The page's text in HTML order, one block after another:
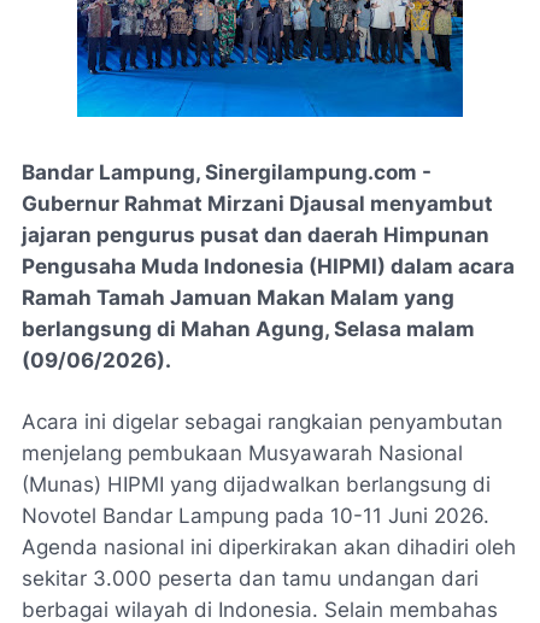
Bandar Lampung, Sinergilampung.com -
Gubernur Rahmat Mirzani Djausal menyambut
jajaran pengurus pusat dan daerah Himpunan
Pengusaha Muda Indonesia (HIPMI) dalam acara
Ramah Tamah Jamuan Makan Malam yang
berlangsung di Mahan Agung, Selasa malam
(09/06/2026).
​Acara ini digelar sebagai rangkaian penyambutan
menjelang pembukaan Musyawarah Nasional
(Munas) HIPMI yang dijadwalkan berlangsung di
Novotel Bandar Lampung pada 10-11 Juni 2026.
Agenda nasional ini diperkirakan akan dihadiri oleh
sekitar 3.000 peserta dan tamu undangan dari
berbagai wilayah di Indonesia. Selain membahas